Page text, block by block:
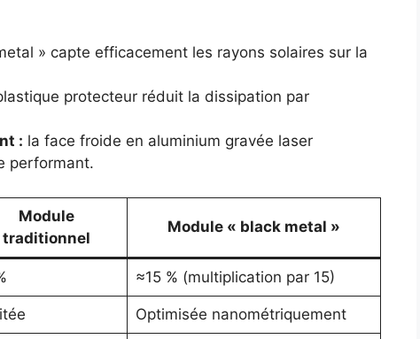
» capte efficacement les rayons solaires sur la
protecteur réduit la dissipation par
: la face froide en aluminium gravée laser
performant.
Module
traditionnel
Module « black metal »
≈15 % (multiplication par 15)
Optimisée nanométriquement